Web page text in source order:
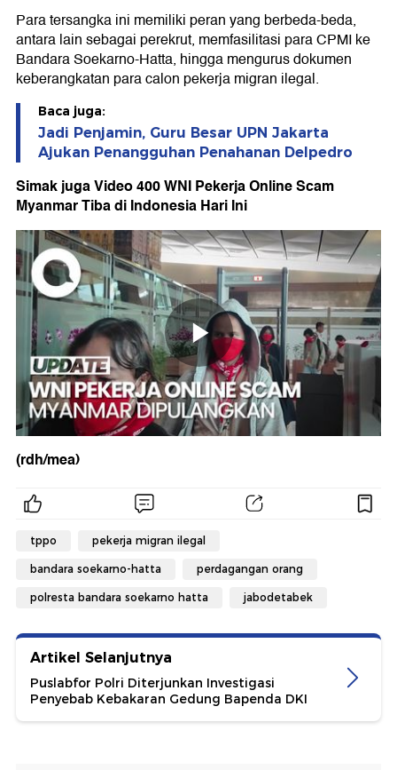
Para tersangka ini memiliki peran yang berbeda-beda,
antara lain sebagai perekrut, memfasilitasi para CPMI ke
Bandara Soekarno-Hatta, hingga mengurus dokumen
keberangkatan para calon pekerja migran ilegal.
Baca juga:
Jadi Penjamin, Guru Besar UPN Jakarta
Ajukan Penangguhan Penahanan Delpedro
Simak juga Video 400 WNI Pekerja Online Scam
Myanmar Tiba di Indonesia Hari Ini
(rdh/mea)
tppo pekerja migran ilegal
bandara soekarno-hatta perdagangan orang
polresta bandara soekarno hatta jabodetabek
Artikel Selanjutnya
Puslabfor Polri Diterjunkan Investigasi
Penyebab Kebakaran Gedung Bapenda DKI